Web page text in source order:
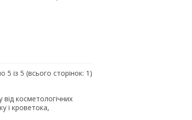
5 із 5 (всього сторінок: 1)
косметологічних
і кроветока,